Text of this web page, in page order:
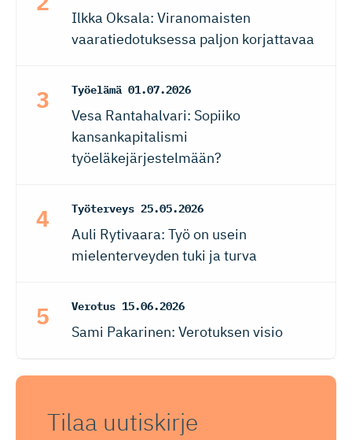
Ilkka Oksala: Viranomaisten
vaaratiedotuksessa paljon korjattavaa
Työelämä 01.07.2026
Vesa Rantahalvari: Sopiiko
kansankapitalismi
työeläkejärjestelmään?
Työterveys 25.05.2026
Auli Rytivaara: Työ on usein
mielenterveyden tuki ja turva
Verotus 15.06.2026
Sami Pakarinen: Verotuksen visio
Tilaa uutiskirje